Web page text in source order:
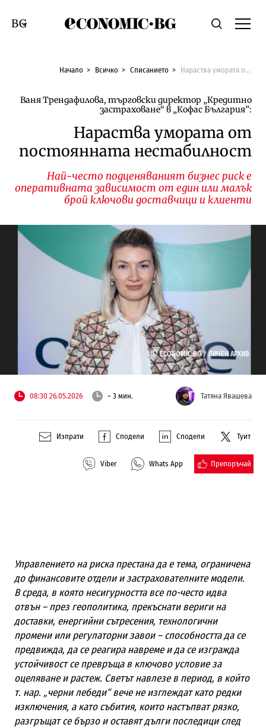
Economic.bgТърсене
Смяна на език
Начало Всичко Списанието Нараства умората от постоянната нестабилност
Нараства умората от
постоянната нестабилност
Най-често подценяваният бизнес риск е
оперативната зависимост от един или малък
брой ключови доставчици и клиенти
Ваня Трендафилова, търговски директор „Кредитно
застраховане“ в „Кофас България”:
©ECONOMIC.BG /ЛИЧЕН АРХИВ
08:30 26.05.2026 ~ 3 мин. Татяна Явашева
Изпрати Сподели Сподели Туит
Viber Whats App Препоръчай
Управлението на риска престана да е тема, ограничена
до финансовите отдели и застрахователните модели.
В среда, в която несигурността все по-често идва
отвън – през геополитика, прекъснати вериги на
доставки, енергийни сътресения, технологични
промени или регулаторни завои – способността да се
предвижда, да се реагира навреме и да се изгражда
устойчивост се превръща в ключово условие за
оцеляване и растеж. Светът навлезе в период, в който
т. нар. „черни лебеди“ вече не изглеждат като редки
изключения, а като събития, които настъпват рязко,
разгръщат се бързо и оставят дълги последици след